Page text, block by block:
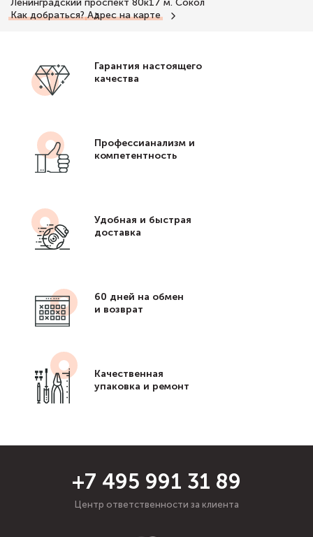
Ленинградский проспект 80к17 м. Сокол
Как добраться? Адрес на карте
Гарантия настоящего
качества
Профессианализм и
компетентность
Удобная и быстрая
доставка
60 дней на обмен
и возврат
Качественная
упаковка и ремонт
+7 495 991 31 89
Центр ответственности за клиента